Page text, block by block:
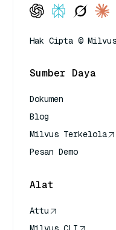
Hak Cipta ©
Sumber Daya
Dokumen
Blog
Milvus Terkelola
Pesan Demo
Alat
Attu